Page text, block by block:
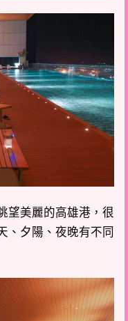
望美麗的高雄港，很
、夕陽、夜晚有不同